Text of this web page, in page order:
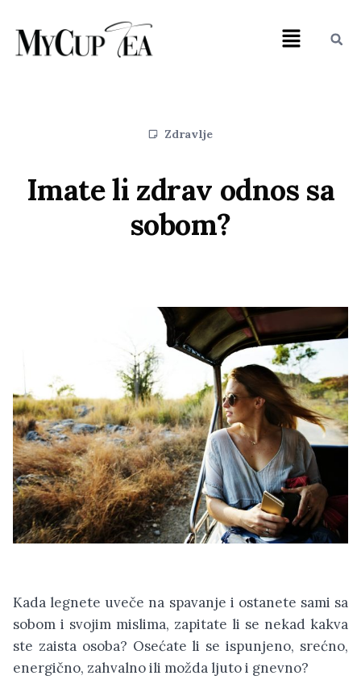
Zdravlje
Imate li zdrav odnos sa
sobom?
Kada legnete uveče na spavanje i ostanete sami sa
sobom i svojim mislima, zapitate li se nekad kakva
ste zaista osoba? Osećate li se ispunjeno, srećno,
energično, zahvalno ili možda ljuto i gnevno?